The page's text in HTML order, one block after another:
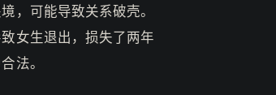
，可能导致关系破壳。
女生退出，损失了两年
法。